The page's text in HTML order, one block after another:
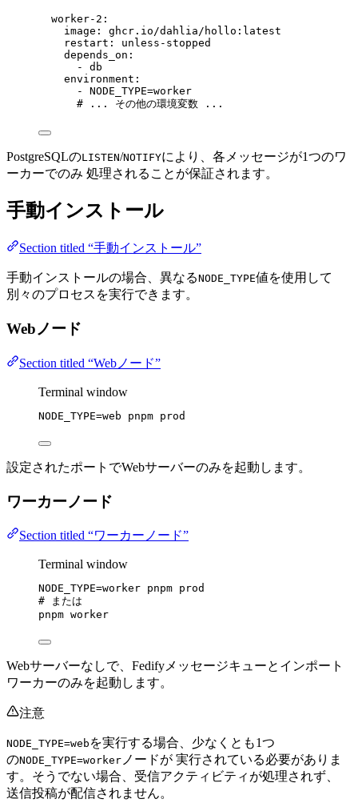
worker-2 :
image : ghcr.io/dahlia/hollo:latest
restart : unless-stopped
depends_on :
- db
environment :
- NODE_TYPE=worker
# ... その他の環境変数 ...
PostgreSQLのLISTEN/NOTIFYにより、各メッセージが1つのワ
ーカーでのみ 処理されることが保証されます。
手動インストール
Section titled “手動インストール”
手動インストールの場合、異なるNODE_TYPE値を使用して
別々のプロセスを実行できます。
Webノード
Section titled “Webノード”
Terminal window
NODE_TYPE=web pnpm prod
設定されたポートでWebサーバーのみを起動します。
ワーカーノード
Section titled “ワーカーノード”
Terminal window
NODE_TYPE=worker pnpm prod
# または
pnpm worker
Webサーバーなしで、Fedifyメッセージキューとインポート
ワーカーのみを起動します。
注意
NODE_TYPE=web を実行する場合、少なくとも1つ
のNODE_TYPE=worker ノードが 実行されている必要がありま
す。そうでない場合、受信アクティビティが処理されず、
送信投稿が配信されません。